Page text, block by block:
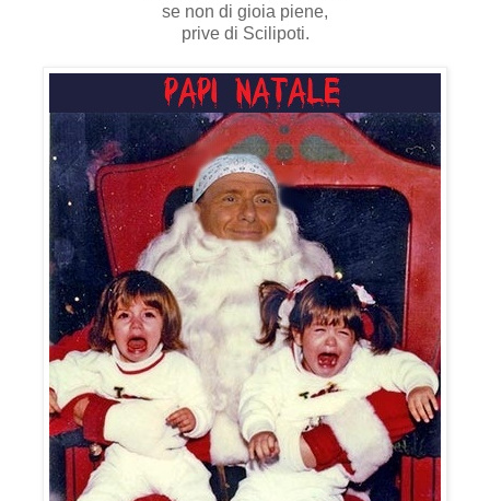
se non di gioia piene,
prive di Scilipoti.